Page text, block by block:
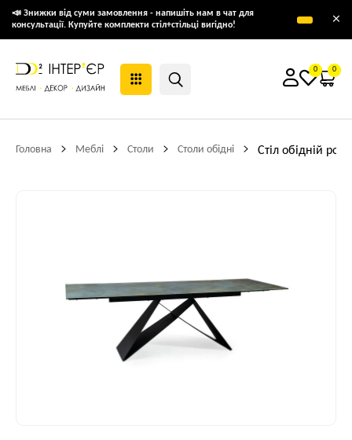
📣 Знижки від суми замовлення - напишіть нам в чат для
консультації. Купуйте комплекти стіл+стільці вигідно!
×
0 0
Головна Меблі Столи Столи обідні Стіл обідній